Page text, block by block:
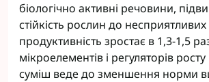
біологічно активні речовини,
стійкість рослин до
продуктивність зростає в 1,3-1,5
мікроелементів і регуляторів
суміш веде до зменшення норми